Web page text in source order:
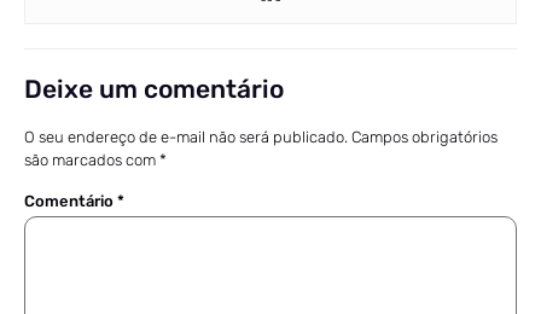
Deixe um comentário
O seu endereço de e-mail não será publicado. Campos obrigatórios
são marcados com *
Comentário *